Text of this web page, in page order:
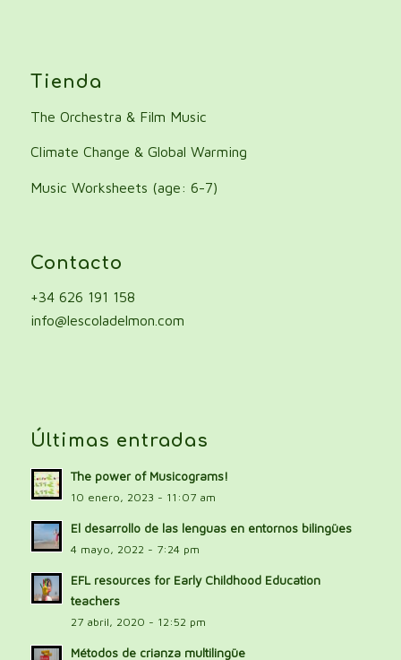
Tienda
The Orchestra & Film Music
Climate Change & Global Warming
Music Worksheets (age: 6-7)
Contacto
+34 626 191 158
info@lescoladelmon.com
Últimas entradas
The power of Musicograms!
10 enero, 2023 - 11:07 am
El desarrollo de las lenguas en entornos bilingües
4 mayo, 2022 - 7:24 pm
EFL resources for Early Childhood Education
teachers
27 abril, 2020 - 12:52 pm
Métodos de crianza multilingüe